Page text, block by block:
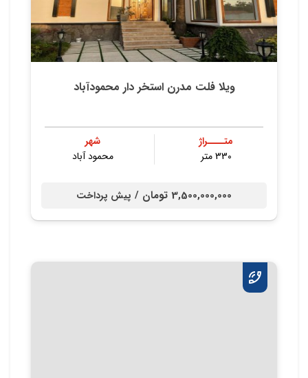
ویلا فلت مدرن استخر دار محمودآباد
متــــراژ
330 متر
شهر
محمود آباد
3,500,000,000 تومان / پیش پرداخت